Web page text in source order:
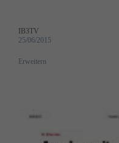
IB3TV
25/06/2015
Erweitern